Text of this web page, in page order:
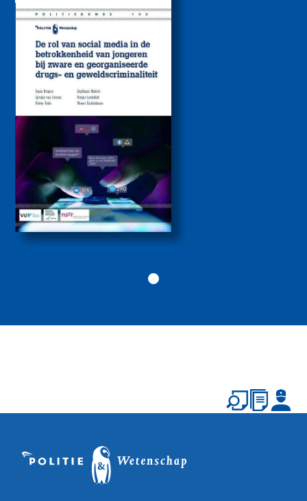
De rol van sociale
media bij de
betrokkenheid van
jongeren bij zware
drugs- en
geweldscriminaliteit
2026
Politiekunde
Politiekunde